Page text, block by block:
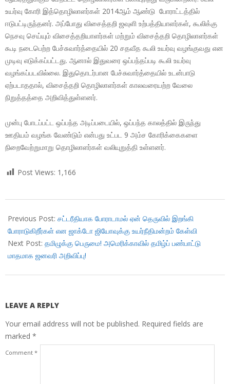
உயர்வு கோரி இத்தொழிலாளர்கள் 2014ஆம் ஆண்டு போராட்டத்தில்
ஈடுபட்டிருந்தனர். அப்போது விசைத்தறி ஜவுளி உற்பத்தியாளர்கள், கூலிக்கு
நெசவு செய்யும் விசைத்தறியாளர்கள் மற்றும் விசைத்தறி தொழிலாளர்கள்
கூடி நடைபெற்ற பேச்சுவார்த்தையில் 20 சதவீத கூலி உயர்வு வழங்குவது என
முடிவு எடுக்கப்பட்டது. ஆனால் இதுவரை ஒப்பந்தப்படி கூலி உயர்வு
வழங்கப்படவில்லை. இதுதொடர்பான பேச்சுவார்த்தையில் உடன்பாடு
ஏற்படாததால், விசைத்தறி தொழிலாளர்கள் காலவரையற்ற வேலை
நிறுத்தத்தை அறிவித்துள்ளனர்.
முன்பு போடப்பட்ட ஒப்பந்த அடிப்படையில், ஒப்பந்த காலத்தில் இருந்து
ஊதியம் வழங்க வேண்டும் என்பது உட்பட 9 அம்ச கோரிக்கைகளை
நிறைவேற்றுமாறு தொழிலாளர்கள் வலியுறுத்தி உள்ளனர்.
Post Views: 1,166
01-
29
Previous Post: சட்டரீதியாக போராடாமல் ஏன் தெருவில் இறங்கி
போராடுகிறீர்கள் என ஜாக்டோ ஜியோவுக்கு உயர்நீதிமன்றம் கேள்வி
Next Post: தமிழுக்கு பெருமை! அமெரிக்காவில் தமிழ்ப் பண்பாட்டு
மாதமாக ஜனவரி அறிவிப்பு!
LEAVE A REPLY
Your email address will not be published. Required fields are
marked *
Comment *